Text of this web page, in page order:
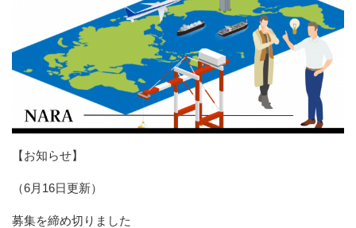
【お知らせ】
（6月16日更新）
募集を締め切りました